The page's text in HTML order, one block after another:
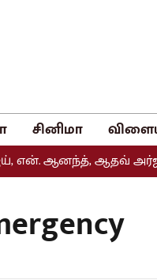
சினிமா
ஆனந்த், ஆதவ்